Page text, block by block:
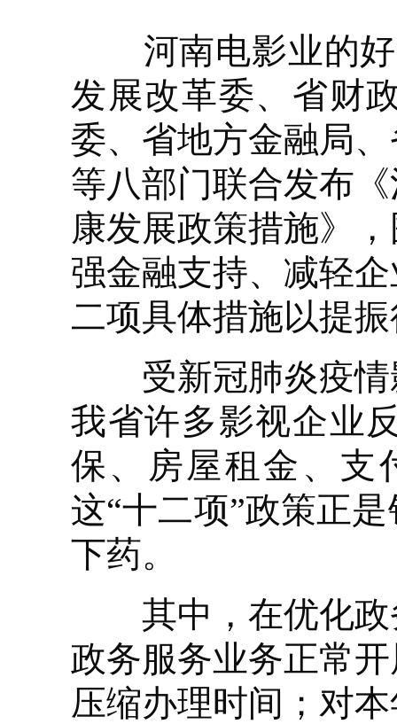
河南电影业的好
发展改革委、省财
委、省地方金融局
等八部门联合发布
康发展政策措施》
强金融支持、减轻
二项具体措施以提
受新冠肺炎疫情
我省许多影视企业
保、房屋租金、支
这“十二项”政策正
下药。
其中，在优化政
政务服务业务正常
压缩办理时间；对